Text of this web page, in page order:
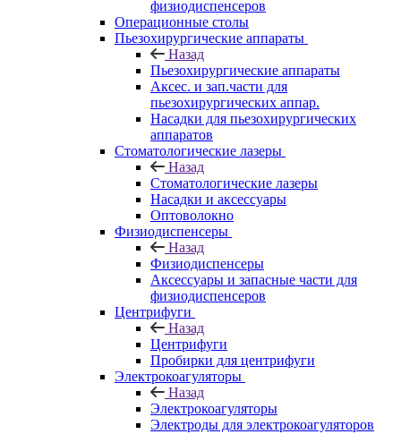
физиодиспенсеров
Операционные столы
Пьезохирургические аппараты
Назад
Пьезохирургические аппараты
Аксес. и зап.части для
пьезохирургических аппар.
Насадки для пьезохирургических
аппаратов
Стоматологические лазеры
Назад
Стоматологические лазеры
Насадки и аксессуары
Оптоволокно
Физиодиспенсеры
Назад
Физиодиспенсеры
Аксессуары и запасные части для
физиодиспенсеров
Центрифуги
Назад
Центрифуги
Пробирки для центрифуги
Электрокоагуляторы
Назад
Электрокоагуляторы
Электроды для электрокоагуляторов